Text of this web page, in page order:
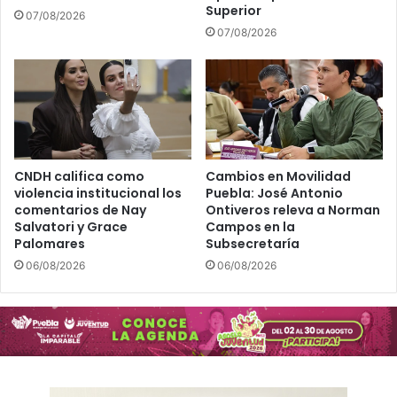
s
h
u
a
n
a
e
B
e
n
e
s
t
a
r
n
i
m
a
07/08/2026
Superior
07/08/2026
CNDH califica como
violencia institucional los
comentarios de Nay
Salvatori y Grace
Palomares
06/08/2026
Cambios en Movilidad
Puebla: José Antonio
Ontiveros releva a Norman
Campos en la
Subsecretaría
06/08/2026